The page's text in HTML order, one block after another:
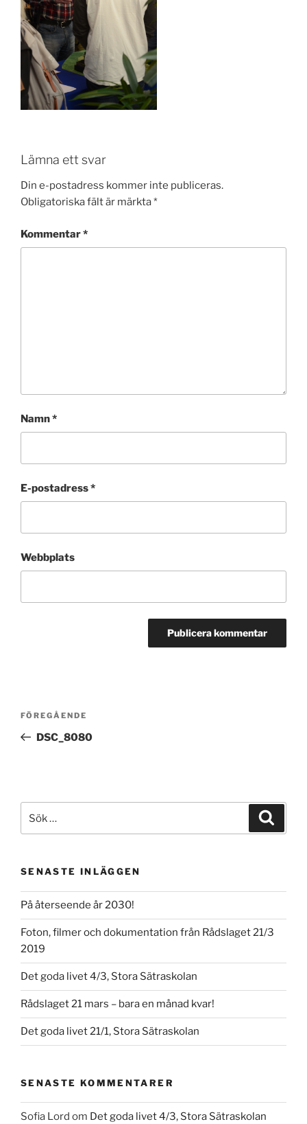
Lämna ett svar
Din e-postadress kommer inte publiceras.
Obligatoriska fält är märkta*
Kommentar*
Namn*
E-postadress*
Webbplats
Inläggsnavigering
Föregående
inlägg
FÖREGÅENDE
DSC_8080
efter:
SENASTE INLÄGGEN
På återseende år 2030!
Foton, filmer och dokumentation från Rådslaget 21/3
2019
Det goda livet 4/3, Stora Sätraskolan
Rådslaget 21 mars – bara en månad kvar!
Det goda livet 21/1, Stora Sätraskolan
SENASTE KOMMENTARER
Sofia Lord om Det goda livet 4/3, Stora Sätraskolan